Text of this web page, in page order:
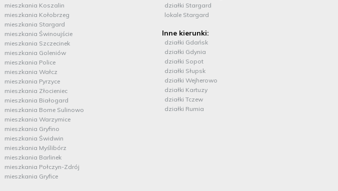
mieszkania Koszalin
mieszkania Kołobrzeg
mieszkania Stargard
mieszkania Świnoujście
mieszkania Szczecinek
mieszkania Goleniów
mieszkania Police
mieszkania Wałcz
mieszkania Pyrzyce
mieszkania Złocieniec
mieszkania Białogard
mieszkania Borne Sulinowo
mieszkania Warzymice
mieszkania Gryfino
mieszkania Świdwin
mieszkania Myślibórz
mieszkania Barlinek
mieszkania Połczyn-Zdrój
mieszkania Gryfice
działki Stargard
lokale Stargard
Inne kierunki:
działki Gdańsk
działki Gdynia
działki Sopot
działki Słupsk
działki Wejherowo
działki Kartuzy
działki Tczew
działki Rumia